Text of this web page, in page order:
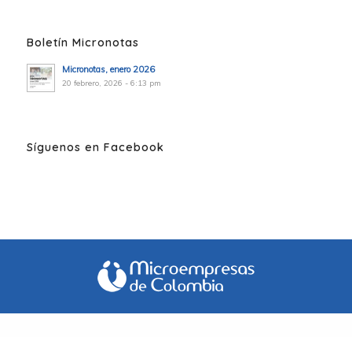
Boletín Micronotas
Micronotas, enero 2026
20 febrero, 2026 - 6:13 pm
Síguenos en Facebook